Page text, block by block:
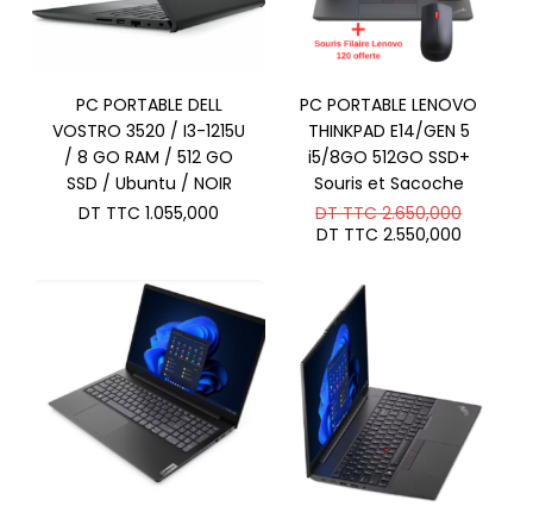
PC PORTABLE DELL
VOSTRO 3520 / I3-1215U
/ 8 GO RAM / 512 GO
SSD / Ubuntu / NOIR
DT TTC 1.055,000
PC PORTABLE LENOVO
THINKPAD E14/GEN 5
i5/8GO 512GO SSD+
Souris et Sacoche
DT TTC2.650,000Le
DT TTC 2.550,000Le